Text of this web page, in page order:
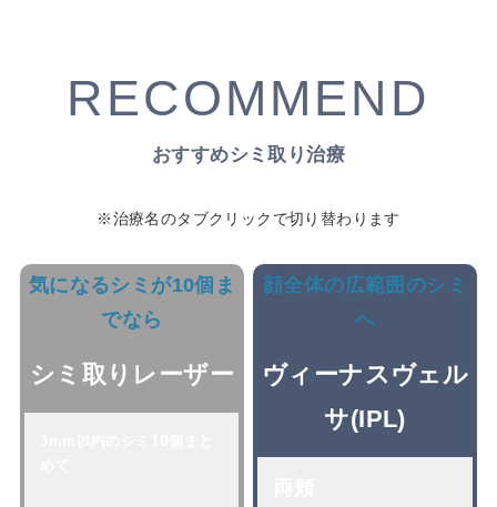
RECOMMEND
おすすめシミ取り治療
※治療名のタブクリックで切り替わります
気になるシミが10個ま
でなら
シミ取りレーザー
顔全体の広範囲のシミ
へ
ヴィーナスヴェル
サ(IPL)